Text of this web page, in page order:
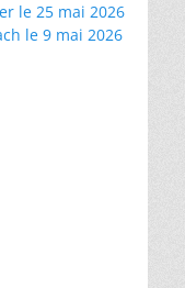
le 25 mai 2026
le 9 mai 2026